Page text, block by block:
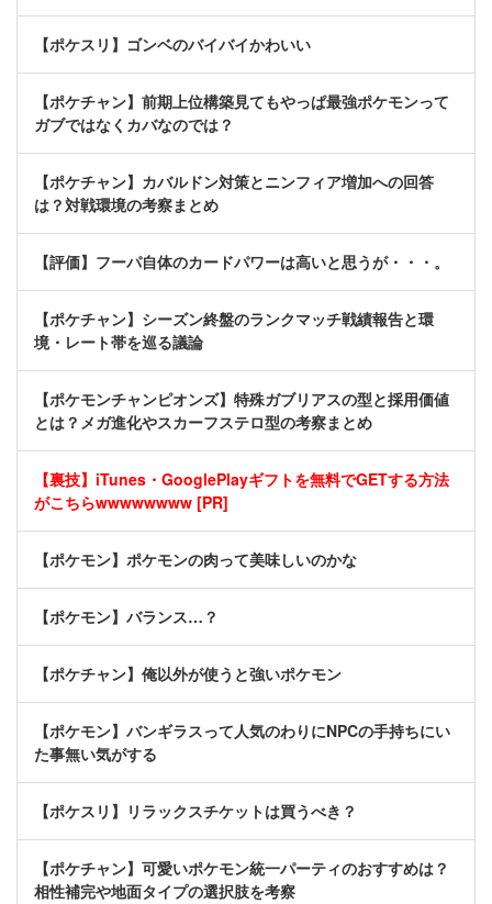
【ポケスリ】ゴンベのバイバイかわいい
【ポケチャン】前期上位構築見てもやっぱ最強ポケモンって
ガブではなくカバなのでは？
【ポケチャン】カバルドン対策とニンフィア増加への回答
は？対戦環境の考察まとめ
【評価】フーパ自体のカードパワーは高いと思うが・・・。
【ポケチャン】シーズン終盤のランクマッチ戦績報告と環
境・レート帯を巡る議論
【ポケモンチャンピオンズ】特殊ガブリアスの型と採用価値
とは？メガ進化やスカーフステロ型の考察まとめ
【裏技】iTunes・GooglePlayギフトを無料でGETする方法
がこちらwwwwwwww [PR]
【ポケモン】ポケモンの肉って美味しいのかな
【ポケモン】バランス…？
【ポケチャン】俺以外が使うと強いポケモン
【ポケモン】バンギラスって人気のわりにNPCの手持ちにい
た事無い気がする
【ポケスリ】リラックスチケットは買うべき？
【ポケチャン】可愛いポケモン統一パーティのおすすめは？
相性補完や地面タイプの選択肢を考察